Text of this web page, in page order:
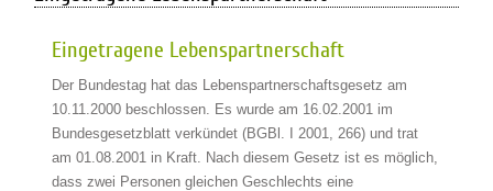
Eingetragene Lebenspartnerschaft
Der Bundestag hat das Lebenspartnerschaftsgesetz am
10.11.2000 beschlossen. Es wurde am 16.02.2001 im
Bundesgesetzblatt verkündet (BGBl. I 2001, 266) und trat
am 01.08.2001 in Kraft. Nach diesem Gesetz ist es möglich,
dass zwei Personen gleichen Geschlechts eine